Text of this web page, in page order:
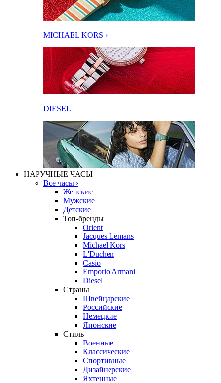
MICHAEL KORS ›
DIESEL ›
НАРУЧНЫЕ ЧАСЫ
Все часы ›
Женские
Мужские
Детские
Топ-бренды
Orient
Jacques Lemans
Michael Kors
L'Duchen
Casio
Emporio Armani
Diesel
Страны
Швейцарские
Российские
Немецкие
Японские
Стиль
Военные
Классические
Спортивные
Дизайнерские
Яхтенные